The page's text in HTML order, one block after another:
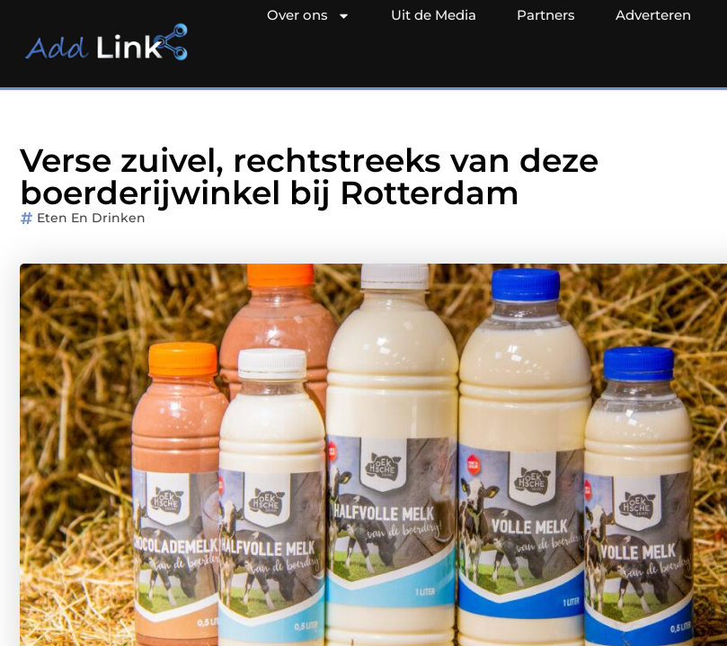
Over ons Uit de Media Partners Adverteren
Verse zuivel, rechtstreeks van deze
boerderijwinkel bij Rotterdam
Eten En Drinken